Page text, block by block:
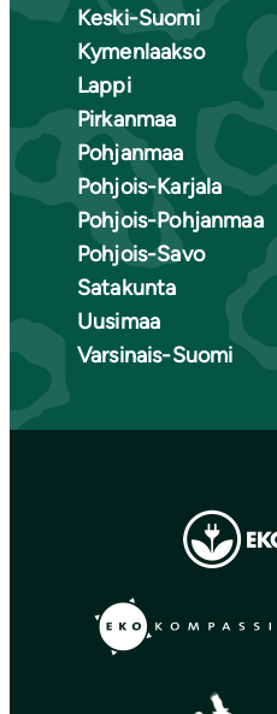
Keski-Suomi
Kymenlaakso
Lappi
Pirkanmaa
Pohjanmaa
Pohjois-Karjala
Pohjois-Pohjanmaa
Pohjois-Savo
Satakunta
Uusimaa
Varsinais-Suomi